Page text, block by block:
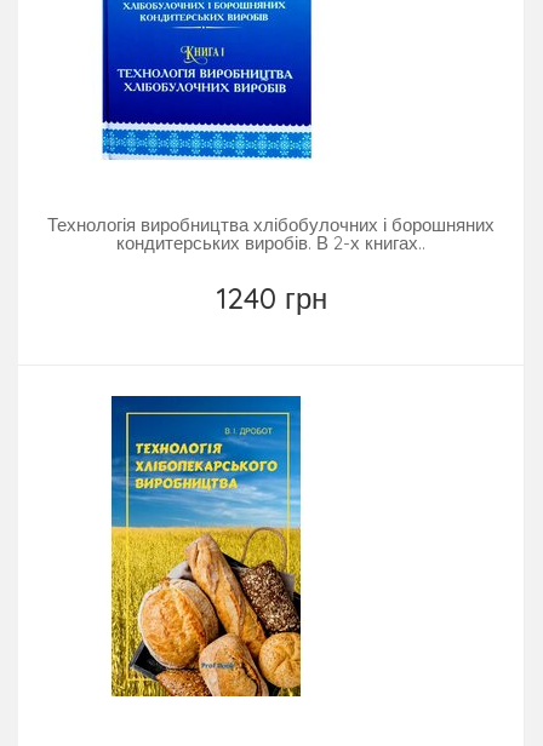
Технологія виробництва хлібобулочних і борошняних
кондитерських виробів. В 2-х книгах..
1240 грн